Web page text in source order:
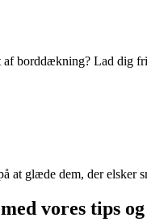
borddækning? Lad dig
at glæde dem, der
vores tips